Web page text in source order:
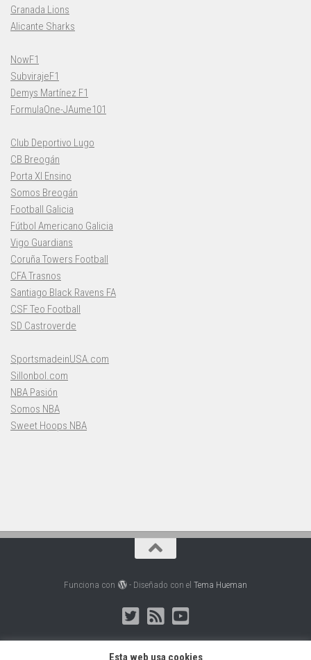
Granada Lions
Alicante Sharks
NowF1
SubvirajeF1
Demys Martínez F1
FormulaOne-JAume101
Club Deportivo Lugo
CB Breogán
Porta XI Ensino
Somos Breogán
Football Galicia
Fútbol Americano Galicia
Vigo Guardians
Coruña Towers Football
CFA Trasnos
Santiago Black Ravens FA
CSF Teo Football
SD Castroverde
SportsmadeinUSA.com
Sillonbol.com
NBA Pasión
Somos NBA
Sweet Hoops NBA
Funciona con - Diseñado con el Tema Hueman
Esta web usa cookies